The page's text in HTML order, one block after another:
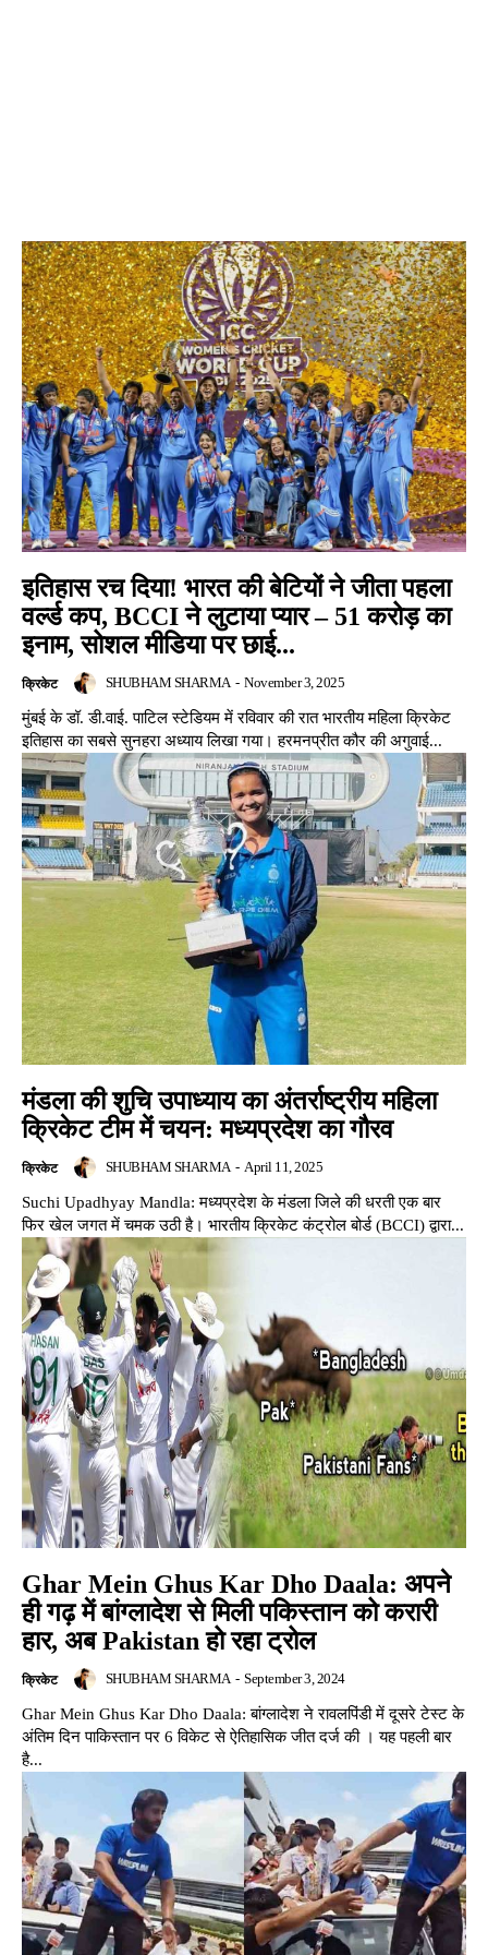
इतिहास रच दिया! भारत की बेटियों ने जीता पहला
वर्ल्ड कप, BCCI ने लुटाया प्यार – 51 करोड़ का
इनाम, सोशल मीडिया पर छाई...
क्रिकेट SHUBHAM SHARMA - November 3, 2025
मुंबई के डॉ. डी.वाई. पाटिल स्टेडियम में रविवार की रात भारतीय महिला क्रिकेट
इतिहास का सबसे सुनहरा अध्याय लिखा गया। हरमनप्रीत कौर की अगुवाई...
मंडला की शुचि उपाध्याय का अंतर्राष्ट्रीय महिला
क्रिकेट टीम में चयन: मध्यप्रदेश का गौरव
क्रिकेट SHUBHAM SHARMA - April 11, 2025
Suchi Upadhyay Mandla: मध्यप्रदेश के मंडला जिले की धरती एक बार
फिर खेल जगत में चमक उठी है। भारतीय क्रिकेट कंट्रोल बोर्ड (BCCI) द्वारा...
Ghar Mein Ghus Kar Dho Daala: अपने
ही गढ़ में बांग्लादेश से मिली पकिस्तान को करारी
हार, अब Pakistan हो रहा ट्रोल
क्रिकेट SHUBHAM SHARMA - September 3, 2024
Ghar Mein Ghus Kar Dho Daala: बांग्लादेश ने रावलपिंडी में दूसरे टेस्ट के
अंतिम दिन पाकिस्तान पर 6 विकेट से ऐतिहासिक जीत दर्ज की । यह पहली बार
है...